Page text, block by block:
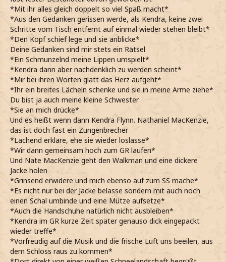
*Mit ihr alles gleich doppelt so viel Spaß macht*
*Aus den Gedanken gerissen werde, als Kendra, keine zwei
Schritte vom Tisch entfernt auf einmal wieder stehen bleibt*
*Den Kopf schief lege und sie anblicke*
Deine Gedanken sind mir stets ein Rätsel
*Ein Schmunzelnd meine Lippen umspielt*
*Kendra dann aber nachdenklich zu werden scheint*
*Mir bei ihren Worten glatt das Herz aufgeht*
*Ihr ein breites Lächeln schenke und sie in meine Arme ziehe*
Du bist ja auch meine kleine Schwester
*Sie an mich drücke*
Und es heißt wenn dann Kendra Flynn. Nathaniel MacKenzie,
das ist doch fast ein Zungenbrecher
*Lachend erkläre, ehe sie wieder loslasse*
*Wir dann gemeinsam hoch zum GR laufen*
Und Nate MacKenzie geht den Walkman und eine dickere
Jacke holen
*Grinsend erwidere und mich ebenso auf zum SS mache*
*Es nicht nur bei der Jacke belasse sondern mit auch noch
einen Schal umbinde und eine Mütze aufsetze*
*Auch die Handschuhe natürlich nicht ausbleiben*
*Kendra im GR kurze Zeit später genauso dick eingepackt
wieder treffe*
*Vorfreudig auf die Musik und die frische Luft uns beeilen, aus
dem Schloss raus zu kommen*